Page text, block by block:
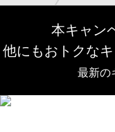
本キャン
他にもおトクな
最新の